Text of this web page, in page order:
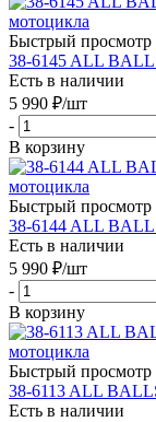
Быстрый просмотр
38-6145 ALL
Есть в наличии
5 990 ₽/шт
-
В корзину
Быстрый просмотр
38-6144 ALL
Есть в наличии
5 990 ₽/шт
-
В корзину
Быстрый просмотр
38-6113 ALL
Есть в наличии